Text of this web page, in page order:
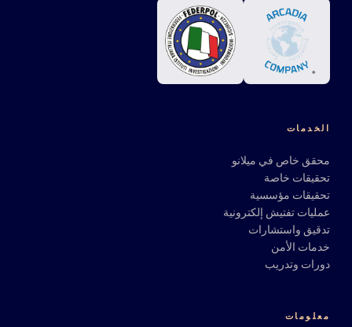
الخدمات
محقق خاص في ميلانو
تحقيقات خاصة
تحقيقات مؤسسية
عمليات تفتيش إلكترونية
تدقيق واستشارات
خدمات الأمن
دورات وتدريب
معلومات